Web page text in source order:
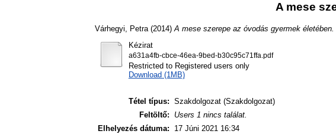
A mese
Várhegyi, Petra (2014) A mese szerepe az óvodás gyermek életében.
Kézirat
a631a4fb-cbce-46ea-9bed-b30c95c71ffa.pdf
Restricted to Registered users only
Download (1MB)
Tétel típus: Szakdolgozat (Szakdolgozat)
Feltöltő:
Users 1 nincs találat.
Elhelyezés dátuma:
17 Júni 2021 16:34